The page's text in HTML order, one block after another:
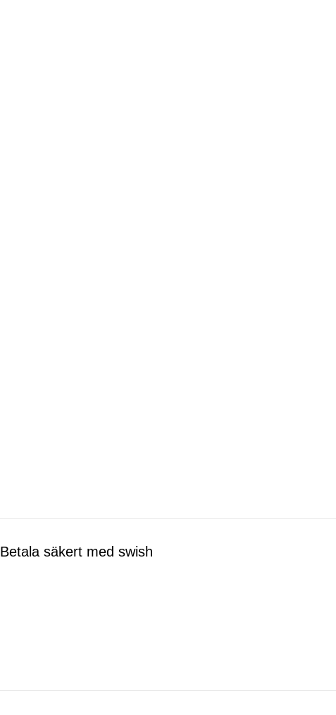
Betala säkert med swish